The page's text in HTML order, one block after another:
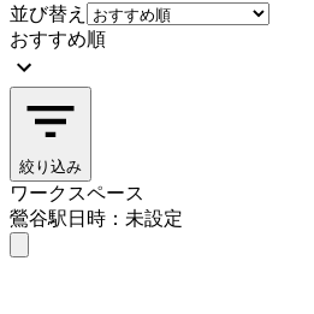
並び替え
おすすめ順
絞り込み
ワークスペース
鶯谷駅日時：未設定